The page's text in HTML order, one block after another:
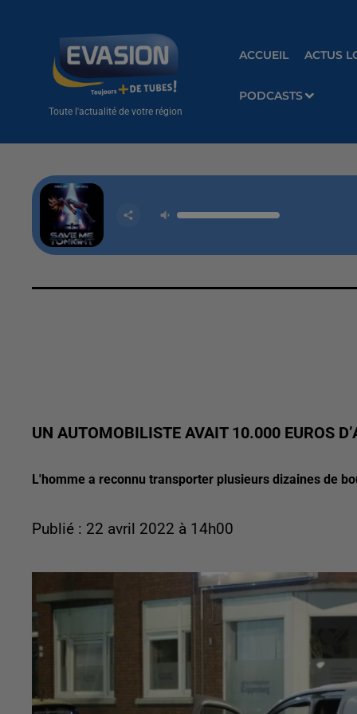
Toute l'actualité de votre région
ACCUEIL ACTUS
PODCASTS
UN AUTOMOBILISTE AVAIT 10.000 EUROS
L'homme a reconnu transporter plusieurs dizaines de
Publié : 22 avril 2022 à 14h00